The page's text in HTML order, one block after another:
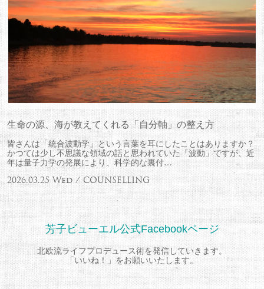
生命の源、海が教えてくれる「自分軸」の整え方
皆さんは「統合波動学」という言葉を耳にしたことはありますか？
かつては少し不思議な領域の話と思われていた「波動」ですが、近
年は量子力学の発展により、科学的な裏付…
2026.03.25 Wed / COUNSELLING
芳子ビューエル公式Facebookページ
北欧流ライフプロデュース術を発信していきます。
「いいね！」をお願いいたします。